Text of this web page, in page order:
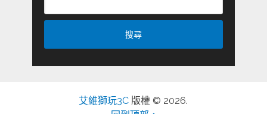
艾維獅玩3C 版權 © 2026.